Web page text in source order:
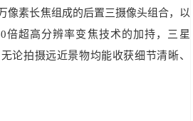
像素长焦组成的后置三摄像头组合，以
倍超高分辨率变焦技术的加持，三星
论拍摄远近景物均能收获细节清晰、